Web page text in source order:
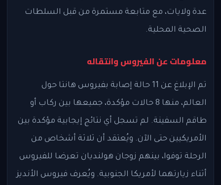
عدة ولايات، مع متابعة مستمرة من قبل السلطات
الصحية المحلية.
معلومات عن الفيروس وانتقاله
تم الإبلاغ عن 11 حالة إصابة بفيروس هانتا حول
العالم، منها 8 حالات مؤكدة، جميعها بين ركاب أو
طاقم السفينة. لم تسجل أي نتائج إيجابية مؤكدة بين
الأمريكيين حتى الآن. ويُعتقد أن ثلاثة أشخاص من
الرحلة توفوا، بينهم زوجان هولنديان تعرضا للفيروس
أثناء زيارتهما لأمريكا الجنوبية. ويُعرف فيروس الأنديز